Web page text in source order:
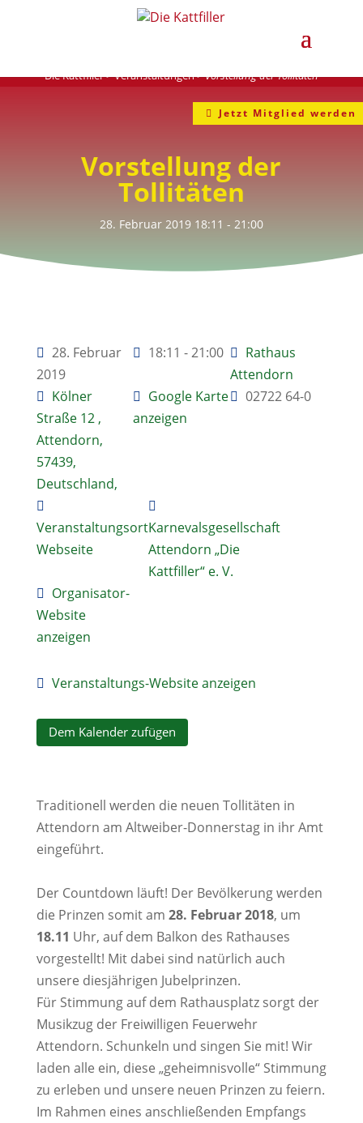
Die Kattfiller>Veranstaltungen>Vorstellung der Tollitäten
Jetzt Mitglied werden
Vorstellung der
Tollitäten
28. Februar 201918:11 - 21:00
28. Februar
2019
18:11 - 21:00
Rathaus
Attendorn
Kölner
Straße 12 ,
Attendorn,
57439,
Deutschland,
Google Karte
anzeigen
02722 64-0
Veranstaltungsort
Webseite
Karnevalsgesellschaft
Attendorn „Die
Kattfiller“ e. V.
Organisator-
Website
anzeigen
Veranstaltungs-Website anzeigen
Dem Kalender zufügen
Traditionell werden die neuen Tollitäten in
Attendorn am Altweiber-Donnerstag in ihr Amt
eingeführt.
Der Countdown läuft! Der Bevölkerung werden
die Prinzen somit am 28. Februar 2018, um
18.11 Uhr, auf dem Balkon des Rathauses
vorgestellt! Mit dabei sind natürlich auch
unsere diesjährigen Jubelprinzen.
Für Stimmung auf dem Rathausplatz sorgt der
Musikzug der Freiwilligen Feuerwehr
Attendorn. Schunkeln und singen Sie mit! Wir
laden alle ein, diese „geheimnisvolle“ Stimmung
zu erleben und unsere neuen Prinzen zu feiern.
Im Rahmen eines anschließenden Empfangs